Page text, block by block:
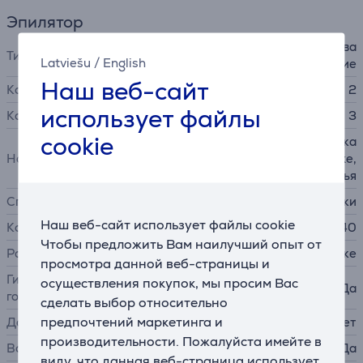
Latviešu / English
Наш веб-сайт
использует файлы
cookie
Наш веб-сайт использует файлы cookie
Чтобы предложить Вам наилучший опыт от
просмотра данной веб-страницы и
осуществления покупок, мы просим Вас
сделать выбор относительно
предпочтений маркетинга и
производительности. Пожалуйста имейте в
Эпилятор
Тип
сухое и влажное использова
ние
Количество скоростей
2
Количество насадок
3
Насадки
насадка для бритья, насадка
для эпиляции близко к коже,
гребень для бритья
Способ эпиляции
щипчики
Количество пинцетов
40
Расположение пинцетов
в шахматном порядке
Гибкая эпилирующая
головка
Да
Датчик давления
Нет
Водостойкий корпус
Да